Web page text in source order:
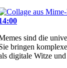
sind die
bringen
digitale Witze